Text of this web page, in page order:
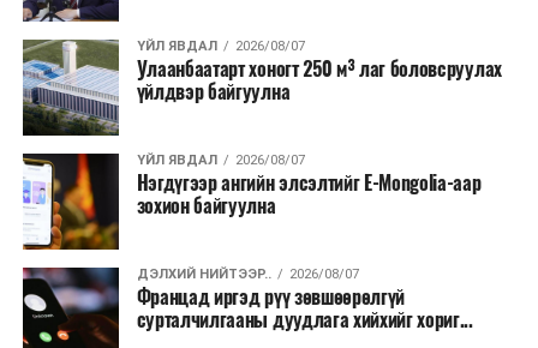
байгууламжаас гардаг лагийг байгаль орчинд аюулгүй
аргаар боловсруулж, эзлэхүүнийг эрс бууруулах
зориулалттай. Лагийг өндөр температурт шатааснаар
эзлэхүүн нь 90 хүртэл хувиар буурч, бактери, вирус
болон бусад өвчин үүсгэгч бичил биетнийг устгах
боломжтой.
Түүнчлэн шаталтын явцад үүсэх дулааныг цахилгаан
болон дулааны эрчим хүч үйлдвэрлэхэд ашиглаж
болдог. Зарим технологийн хувьд шаталтын дараа
үлдэх үнснээс фосфор зэрэг ашигт эрдсийг сэргээн
авах боломжтой аж.
ҮЙЛ ЯВДАЛ 2026/08/07
Улаанбаатарт хоногт 250 м³ лаг боловсруулах
үйлдвэр байгуулна
ҮЙЛ ЯВДАЛ 2026/08/07
Нэгдүгээр ангийн элсэлтийг E-Mongolia-аар
зохион байгуулна
ДЭЛХИЙ НИЙТЭЭР.. 2026/08/07
Францад иргэд рүү зөвшөөрөлгүй
сурталчилгааны дуудлага хийхийг хориг...